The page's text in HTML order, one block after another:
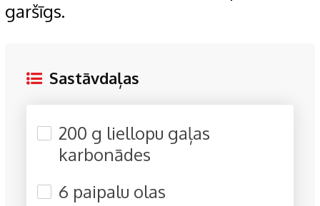
garšīgs.
Sastāvdaļas
200 g liellopu gaļas
karbonādes
6 paipalu olas